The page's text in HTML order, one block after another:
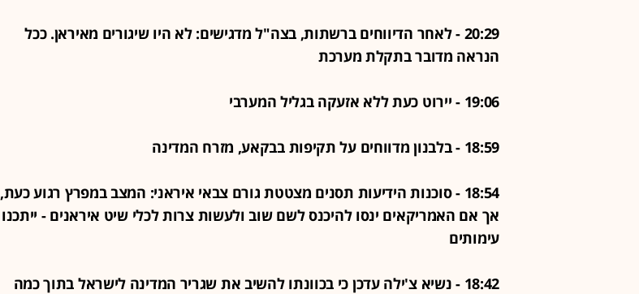
20:29 - לאחר הדיווחים ברשתות, בצה"ל מדגישים: לא היו שיגורים מאיראן. ככל
הנראה מדובר בתקלת מערכת
19:06 - יירוט כעת ללא אזעקה בגליל המערבי
18:59 - בלבנון מדווחים על תקיפות בבקאע, מזרח המדינה
18:54 - סוכנות הידיעות תסנים מצטטת גורם צבאי איראני: המצב במפרץ רגוע כעת,
אך אם האמריקאים ינסו להיכנס לשם שוב ולעשות צרות לכלי שיט איראנים - ייתכנו
עימותים
18:42 - נשיא צ'ילה עדכן כי בכוונתו להשיב את שגריר המדינה לישראל בתוך כמה